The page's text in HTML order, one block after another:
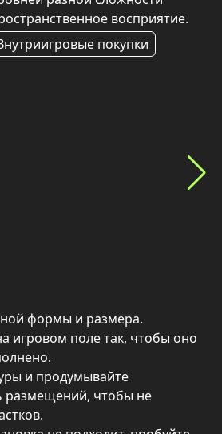
восприятие.
покупки
формы и размера.
игровом поле так, чтобы оно
и продумывайте
размещений, чтобы не